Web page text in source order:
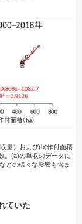
量）および(b)作付面積
。(a)の単収のデータに
どの様々な影響も含ま
ていた